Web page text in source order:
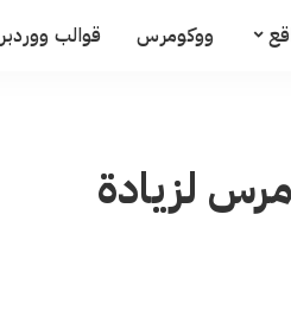
ووكومرس قوالب
لزيادة